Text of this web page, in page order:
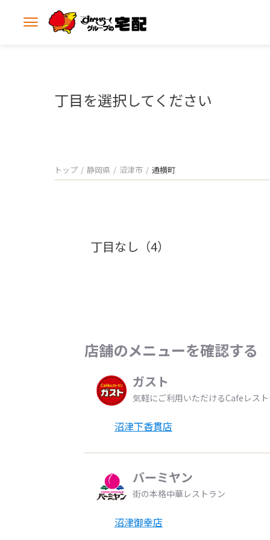
メ
丁目を選択してください
トップ 静岡県 沼津市 通横町
丁目なし（4）
店舗のメニューを確認する
ガスト
気軽にご利用いただけるCafeレス
沼津下香貫店
バーミヤン
街の本格中華レストラン
沼津御幸店